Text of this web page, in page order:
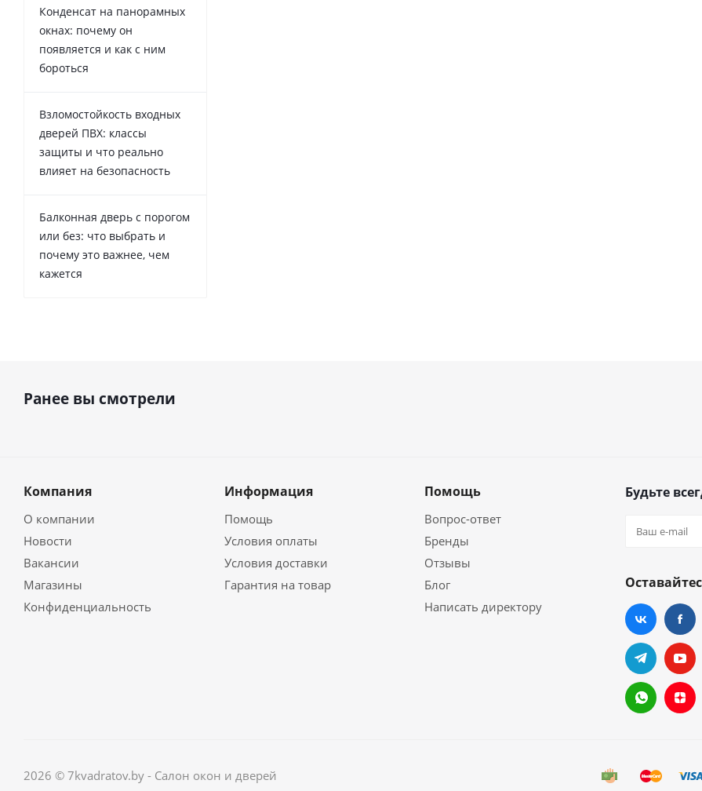
Конденсат на панорамных
окнах: почему он
появляется и как с ним
бороться
Взломостойкость входных
дверей ПВХ: классы
защиты и что реально
влияет на безопасность
Балконная дверь с порогом
или без: что выбрать и
почему это важнее, чем
кажется
Ранее вы смотрели
Компания
О компании
Новости
Вакансии
Магазины
Конфиденциальность
Информация
Помощь
Условия оплаты
Условия доставки
Гарантия на товар
Помощь
Вопрос-ответ
Бренды
Отзывы
Блог
Написать директору
Будьте
2026 © 7kvadratov.by - Салон окон и дверей